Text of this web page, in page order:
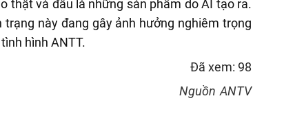
thật và đâu là những sản phẩm do AI tạo ra.
trạng này đang gây ảnh hưởng nghiêm trọng
hình ANTT.
Đã xem: 98
Nguồn ANTV